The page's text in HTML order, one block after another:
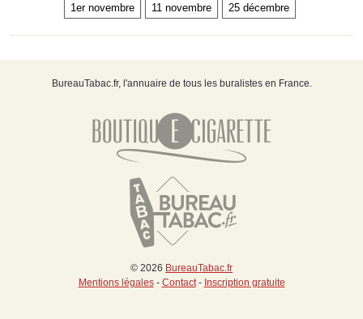
1er novembre 11 novembre 25 décembre
BureauTabac.fr, l'annuaire de tous les buralistes en France.
© 2026 BureauTabac.fr
Mentions légales- Contact- Inscription gratuite